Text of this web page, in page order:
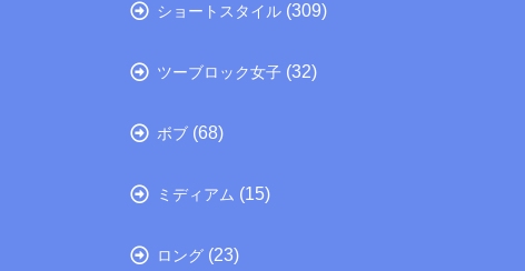
ショートスタイル (309)
ツーブロック女子 (32)
ボブ (68)
ミディアム (15)
ロング (23)